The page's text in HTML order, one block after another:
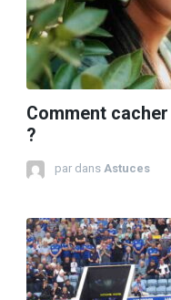
Comment
?
par dans Astuces